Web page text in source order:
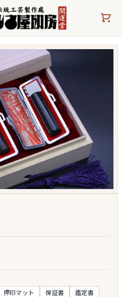
押印マット 保証書
鑑定書